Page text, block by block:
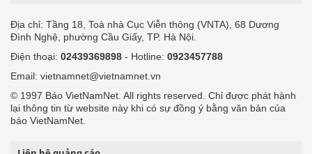
Địa chỉ: Tầng 18, Toà nhà Cục Viễn thông (VNTA), 68 Dương
Đình Nghệ, phường Cầu Giấy, TP. Hà Nội.
Điện thoại: 02439369898 - Hotline: 0923457788
Email: vietnamnet@vietnamnet.vn
© 1997 Báo VietNamNet. All rights reserved. Chỉ được phát hành
lại thông tin từ website này khi có sự đồng ý bằng văn bản của
báo VietNamNet.